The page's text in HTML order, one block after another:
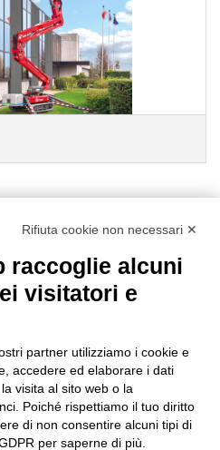
Rifiuta cookie non necessari ✕
raccoglie alcuni
visitatori e
partner utilizziamo i cookie e
accedere ed elaborare i dati
visita al sito web o la
Poiché rispettiamo il tuo diritto
di non consentire alcuni tipi di
per saperne di più.